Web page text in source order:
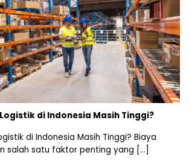
di Indonesia Masih Tinggi?
di Indonesia Masih Tinggi? Biaya
salah satu faktor penting yang [...]